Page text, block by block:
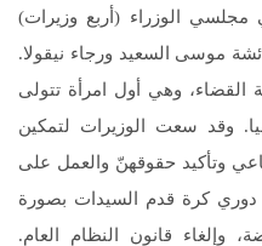
مجلسي الوزراء (أربع وزيرات)
موسى السعيد ورجاء نيقولا.
القضاء، وهي أول امرأة تتولى
وقد سعت الوزيرات لتمكين
وتأكيد حقوقهنّ والعمل على
كرة قدم السيدات بصورة
وإلغاء قانون النظام العام.